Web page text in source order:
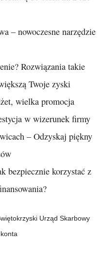
– nowoczesne narzędzie
Rozwiązania takie
Twoje zyski
wielka promocja
w wizerunek firmy
– Odzyskaj piękny
bezpiecznie korzystać z
Urząd Skarbowy